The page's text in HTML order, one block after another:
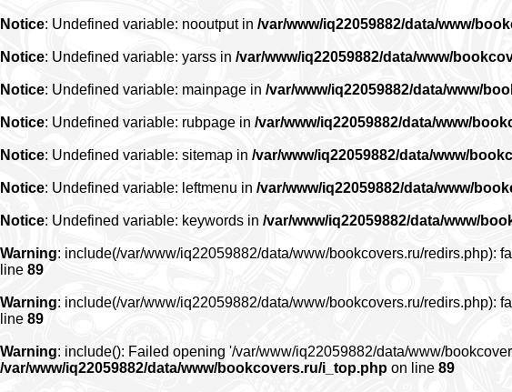
Notice: Undefined variable: nooutput in /var/www/iq22059882/data/www/
Notice: Undefined variable: yarss in /var/www/iq22059882/data/www/
Notice: Undefined variable: mainpage in /var/www/iq22059882/data/www/
Notice: Undefined variable: rubpage in /var/www/iq22059882/data/www/
Notice: Undefined variable: sitemap in /var/www/iq22059882/data/www/
Notice: Undefined variable: leftmenu in /var/www/iq22059882/data/www/
Notice: Undefined variable: keywords in /var/www/iq22059882/data/www/
Warning: include(/var/www/iq22059882/data/www/bookcovers.ru/redirs.php):
line 89
Warning: include(/var/www/iq22059882/data/www/bookcovers.ru/redirs.php):
line 89
Warning: include(): Failed opening '/var/www/iq22059882/data/www/
/var/www/iq22059882/data/www/bookcovers.ru/i_top.php on line 89